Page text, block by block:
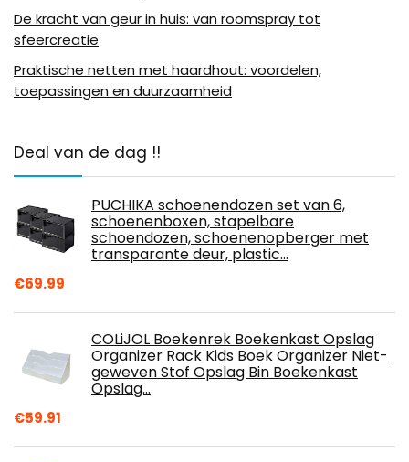
De kracht van geur in huis: van roomspray tot
sfeercreatie
Praktische netten met haardhout: voordelen,
toepassingen en duurzaamheid
Deal van de dag !!
PUCHIKA schoenendozen set van 6,
schoenenboxen, stapelbare
schoendozen, schoenenopberger met
transparante deur, plastic…
€69.99
COLiJOL Boekenrek Boekenkast Opslag
Organizer Rack Kids Boek Organizer Niet-
geweven Stof Opslag Bin Boekenkast
Opslag…
€59.91